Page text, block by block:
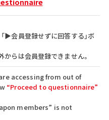
▶会員登録せずに回答する」ボ
からは会員登録できません。
accessing from out of
“Proceed to questionnaire”
members” is not